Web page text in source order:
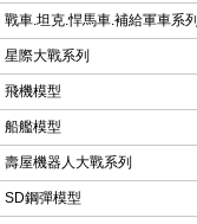
戰車.坦克.悍馬車.補給軍車系列
星際大戰系列
飛機模型
船艦模型
壽屋機器人大戰系列
SD鋼彈模型